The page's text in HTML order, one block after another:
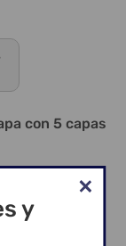
con 5 capas
y